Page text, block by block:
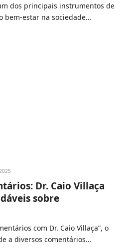
dos principais instrumentos de
bem-estar na sociedade…
Dr. Caio Villaça
sobre
com Dr. Caio Villaça”, o
a diversos comentários…